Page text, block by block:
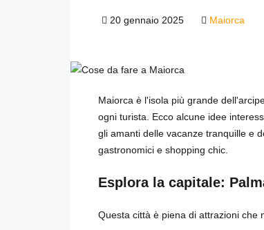
20 gennaio 2025 Maiorca
Maiorca è l'isola più grande
ogni turista. Ecco alcune idee
gli amanti delle vacanze tranquille e
gastronomici e shopping chic.
Esplora la capitale:
Questa città è piena di attrazioni che